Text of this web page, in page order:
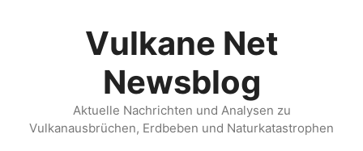
Vulkane Net
Newsblog
Aktuelle Nachrichten und Analysen zu
Vulkanausbrüchen, Erdbeben und Naturkatastrophen